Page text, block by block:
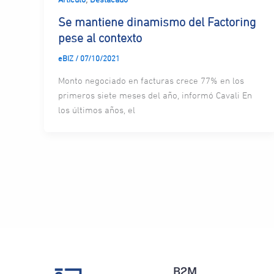
Se mantiene dinamismo del Factoring
pese al contexto
eBIZ / 07/10/2021
Monto negociado en facturas crece 77% en los
primeros siete meses del año, informó Cavali En
los últimos años, el
B2M